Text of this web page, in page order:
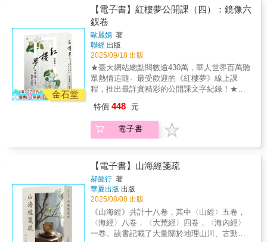
氣。命童子拿出前日的碗，送給梅老闆。梅老
闆一看，竟是金碗。道士對梅老闆說：「您是
一個善人。雖然如此，卻不能成仙。千歲人參
枸杞，你都不肯吃，這是你的福分如此。」於
是請他回去，說：「此後你不會再見到我
了。」——徐鉉，《稽神錄》，卷五。
很好。有一天，這位道士對梅家老闆說：「明
天我要設齋，需要您預備新磁碗二十七個，和
七雙筷子。您最好也來參加，這樣就可以到天
寶洞去找陳老師。」梅老闆答應他後，道士就
拿了碗筷渡江走了。第二天梅老闆走訪天寶
洞，問村人打聽陳老師，卻沒有人知道他在何
處。找了半天後，梅老闆預備回家。走到一條
幽靜的小路時，前往試探，果然找到一個院
師的住所。梅老闆進去，見到衣冠華潔的道
士。道士請他入座，並且請他吃飯。不久，上
來一道菜。梅老闆仔細看，發現是一個煮熟的
嬰兒。他大驚，不敢吃。不久，又上一道菜，
是蒸熟的小狗。梅老闆也不吃。道士嘆了一口
氣。命童子拿出前日的碗，送給梅老闆。梅老
闆一看，竟是金碗。道士對梅老闆說：「您是
一個善人。雖然如此，卻不能成仙。千歲人參
枸杞，你都不肯吃，這是你的福分如此。」於
是請他回去，說：「此後你不會再見到我
了。」——徐鉉，《稽神錄》，卷五。
公案小說與俠義小說合流，原本以清官辦案為
主的形式變成敘述綠林好漢俠義行為的小說。
本書收錄的公案小說出處包括唐宋筆記小說、
話本到到明清公案，依照其內容性質，可概分
為四類：一、清官斷案。運用人為的觀察推
理、巧施計謀來破案；二、異象示冤，透過天
現異象或是動物的異常反應，顯示民眾的冤
屈；三、鬼神顯靈，由鬼魂或神明現身顯靈，
中的公權力無法主持公道，受害的民眾只能祈
求陰間的冥判與冥報，為自己討公道。其內容
大致有幾項特色：第一是描寫採全知觀點，通
常是由事件開始敘述，後導入偵查、審理的情
託夢、神明指引，和天災異象來破案，內容不
（特別是明清的公案），突顯清官的能幹和昏
官的愚庸，以及與豪富貴族階級的對立。中國
的公案小說雖然描寫案件的偵破，但重點卻是
在藉善惡有報的情節教化人心，同時反應吏治
敗壞的現象，讓天理昭章成為一種道德寄託。
◆「故事雲．中國經典大閱讀」計畫特色：◎
圖和哲理了。 全書架構極有系統，從食材、茶
酒、飲具，細究賈府的餐飲規格與茶酒禮儀。
把「啃不動的大部頭」，化作一邊讀一邊食欲
大開的盛宴。 作者周嶺堪稱中國當代最負盛名
的紅學專家，他的紅學底子、他的編劇經驗、
他如何從意想不到的角度談《紅樓夢》與中國
的「吃」文化，讀來暢快過癮。
合中醫陰陽和時令？解析紅樓飲食背後的「養
生哲學」，一覽賈府的食材考究與餐飲規矩。
►貴族家庭為何擺放「半舊的彈墨椅袱」？辨
識葫蘆製成的「攽瓟斝」，追溯「王愷珍玩」
與「蘇軾見於秘府」的真假。►區分「老君
眉」、「女兒茶」、「普洱茶」的品種與典
故。從魏晉《齊民要術》到清代《清史稿》，
史料貫穿全書。►透過「史湘雲出一回神」的
物命運、曹雪芹的寫作宗旨（假作真時真亦
假）相結合。 【本書特色】 近年兩岸唯一細談
《紅樓夢》飲食的專書。可以說把《紅樓夢》
裡的「吃」弄懂了，也就弄懂曹雪芹的寫作企
圖和哲理了。 全書架構極有系統，從食材、茶
酒、飲具，細究賈府的餐飲規格與茶酒禮儀。
把「啃不動的大部頭」，化作一邊讀一邊食欲
大開的盛宴。 作者周嶺堪稱中國當代最負盛名
的紅學專家，他的紅學底子、他的編劇經驗、
他如何從意想不到的角度談《紅樓夢》與中國
的「吃」文化，讀來暢快過癮。
糾葛。曹雪芹以詩意悲憫的筆觸，細膩刻畫人
物群像，讓情感幻滅與命運無常層層疊進，遂
成為映照人生的哲學之書，啟發後世無數文學
創作與研究，更成為探問人性與世態的必讀之
書。正如「一切經典皆是通向自我的敲門
磚」，紅學名師歐麗娟教授深耕二十年，帶領
讀者感受《紅樓夢》的詩性與深思，看見自己
靈魂的另一種可能。《紅樓夢公開課》第四冊
「鏡像六釵」深入剖析《紅樓夢》中彼此迥別
卻隱隱映照的六位女性人物：王熙鳳、李紈、
像、小同而大異，以各自獨特的命運、性格與
處境演繹出繁複又動人的多元命題。書中引領
讀者細觀這些角色的生命歷程，重新思索何為
射彼此，也照亮我們看待人生的眼光。
金石堂
【電子書】紅樓夢公開課（四）：鏡像六
釵卷
歐麗娟 著
聯經 出版
2025/09/18 出版
★臺大網站總點閱數逾430萬，華人世界百萬聽
眾熱情追隨﹅最受歡迎的《紅樓夢》線上課
程，推出最詳實精彩的公開課文字紀錄！★臺
詩意語言與命運寓言，走入紅樓世界的核心！
領略《紅樓夢》裡悲歡迷霧般的人與事，也許
正是人們未曾說出口的心思。 《紅樓夢》
糾葛。曹雪芹以詩意悲憫的筆觸，細膩刻畫人
物群像，讓情感幻滅與命運無常層層疊進，遂
成為映照人生的哲學之書，啟發後世無數文學
創作與研究，更成為探問人性與世態的必讀之
書。正如「一切經典皆是通向自我的敲門
磚」，紅學名師歐麗娟教授深耕二十年，帶領
讀者感受《紅樓夢》的詩性與深思，看見自己
靈魂的另一種可能。《紅樓夢公開課》第四冊
特價 448 元
電子書
【電子書】山海經箋疏
郝懿行 著
華夏出版 出版
2025/08/08 出版
《山海經》共計十八卷，其中〈山經〉五卷，
〈海經〉八卷，〈大荒經〉四卷，〈海內經〉
一卷。該書記載了大量關於地理山川、古動植